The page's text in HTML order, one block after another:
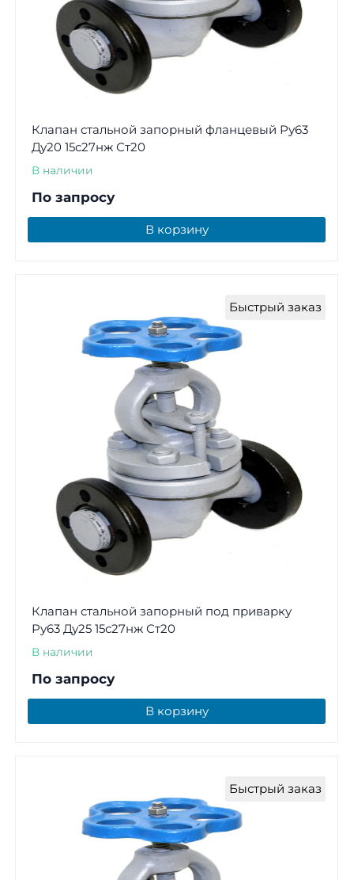
Клапан стальной запорный фланцевый Ру63
Ду20 15с27нж Ст20
В наличии
По запросу
В корзину
Быстрый заказ
Клапан стальной запорный под приварку
Ру63 Ду25 15с27нж Ст20
В наличии
По запросу
В корзину
Быстрый заказ